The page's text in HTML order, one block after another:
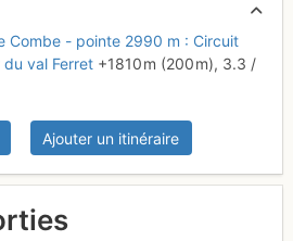
Combe - pointe 2990 m : Circuit
val Ferret +1810 m (200 m), 3.3 /
Ajouter un itinéraire